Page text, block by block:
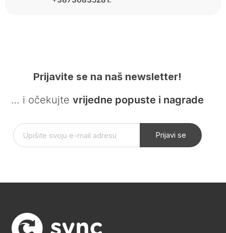
Prijavite se na naš newsletter!
… i očekujte vrijedne popuste i nagrade
Prijavi se